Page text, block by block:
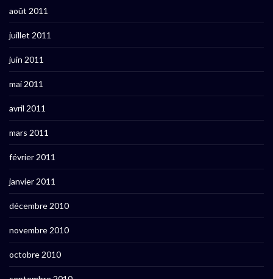
août 2011
juillet 2011
juin 2011
mai 2011
avril 2011
mars 2011
février 2011
janvier 2011
décembre 2010
novembre 2010
octobre 2010